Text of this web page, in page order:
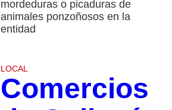
mordeduras o picaduras de
animales ponzoñosos en la
entidad
LOCAL
Comercios